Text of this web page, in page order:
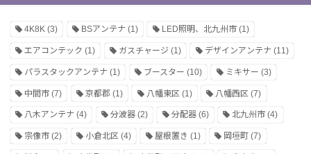
4K8K (3) BSアンテナ(1) LED照明、北九州市(1)
エアコンテック (1) ガスチャージ (1) デザインアンテナ(11)
パラスタックアンテナ (1) ブースター (10) ミキサー (3)
中間市 (7) 京都郡 (1) 八幡東区 (1) 八幡西区 (7)
八木アンテナ (4) 分波器(2) 分配器(6) 北九州市 (4)
宗像市 (2) 小倉北区(4) 屋根置き (1) 岡垣町 (7)